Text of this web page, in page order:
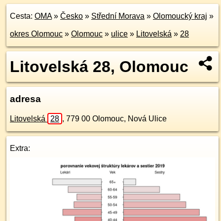
Cesta: OMA» Česko » Střední Morava » Olomoucký kraj »
okres Olomouc » Olomouc » ulice » Litovelská » 28
Litovelská 28, Olomouc
adresa
Litovelská 28 , 779 00 Olomouc, Nová Ulice
Extra: